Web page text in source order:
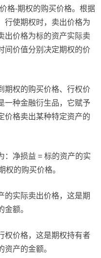
格-期权的购买价格。根据
行使期权时，卖出价格为
出价格为标的资产实际卖
间价值分别决定期权的价
期权的购买价格、行权价
一种金融衍生品，它赋予
价格卖出某种特定资产的
：净损益 = 标的资产的实
权的购买价格。
的实际卖出价格，这是期
额。
权价格，这是期权持有者
产的金额。